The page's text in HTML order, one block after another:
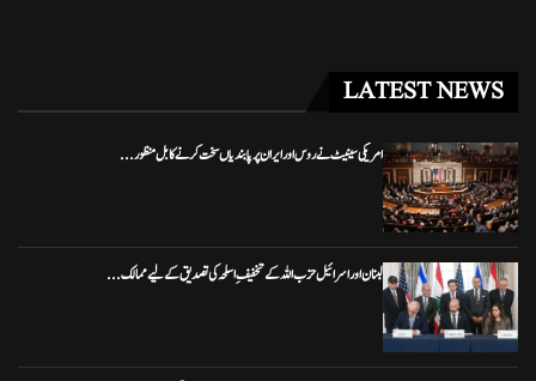
LATEST NEWS
امریکی سینیٹ نے روس اور ایران پر پابندیاں سخت کرنے کا بل منظور...
لبنان اور اسرائیل حزب اللہ کے تخفیفِ اسلحہ کی تصدیق کے لیے ممالک...